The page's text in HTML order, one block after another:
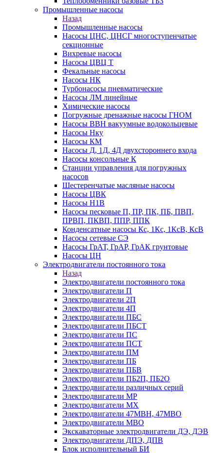
Промышленные насосы
Назад
Промышленные насосы
Насосы ЦНС, ЦНСГ многоступенчатые
секционные
Вихревые насосы
Насосы ЦВЦ Т
Фекальные насосы
Насосы НК
Турбонасосы пневматические
Насосы ЛМ линейные
Химические насосы
Погружные дренажные насосы ГНОМ
Насосы ВВН вакуумные водокольцевые
Насосы Нку
Насосы КМ
Насосы Д, 1Д, 4Д двухстороннего входа
Насосы консольные К
Станции управления для погружных
насосов
Шестеренчатые масляные насосы
Насосы ЦВК
Насосы Н1В
Насосы песковые П, ПР, ПК, ПБ, ПВП,
ПРВП, ПКВП, ППР, ППК
Конденсатные насосы Кс, 1Кс, 1КсВ, КсВ
Насосы сетевые СЭ
Насосы ГрАТ, ГрАР, ГрАК грунтовые
Насосы ЦН
Электродвигатели постоянного тока
Назад
Электродвигатели постоянного тока
Электродвигатели П
Электродвигатели 2П
Электродвигатели 4П
Электродвигатели ПБС
Электродвигатели ПБСТ
Электродвигатели ПС
Электродвигатели ПСТ
Электродвигатели ПМ
Электродвигатели ПБ
Электродвигатели ПБВ
Электродвигатели ПБ2П, ПБ2О
Электродвигатели различных серий
Электродвигатели МР
Электродвигатели MX
Электродвигатели 47MBH, 47МВО
Электродвигатели MBO
Экскаваторные электродвигатели ДЭ, ДЭВ
Электродвигатели ДПЭ, ДПВ
Блок исполнительный БИ